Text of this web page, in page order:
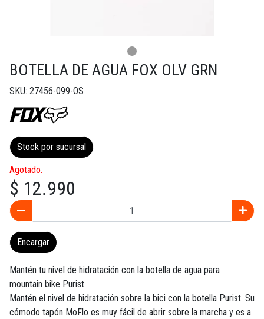
BOTELLA DE AGUA FOX OLV GRN
SKU: 27456-099-OS
Stock por sucursal
Agotado.
$ 12.990
Encargar
Mantén tu nivel de hidratación con la botella de agua para
mountain bike Purist.
Mantén el nivel de hidratación sobre la bici con la botella Purist. Su
cómodo tapón MoFlo es muy fácil de abrir sobre la marcha y es a